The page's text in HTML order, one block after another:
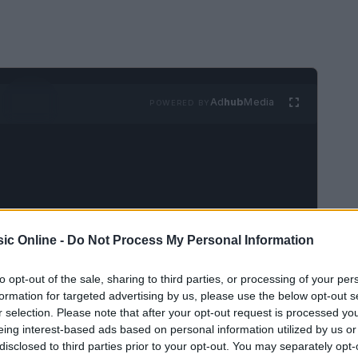
Online - Do Not Process My Personal Information
opt-out of the sale, sharing to third parties, or processing of your
for targeted advertising by us, please use the below opt-out
selection. Please note that after your opt-out request is processed
interest-based ads based on personal information utilized by us
to third parties prior to your opt-out. You may separately
AdhubMedia
ha scelto un formato informale e creativo per
i canali social per creare aspettativa. Con
il gruppo rilancia la propria presenza
tournée pensata per i fan di tutta la penisola.